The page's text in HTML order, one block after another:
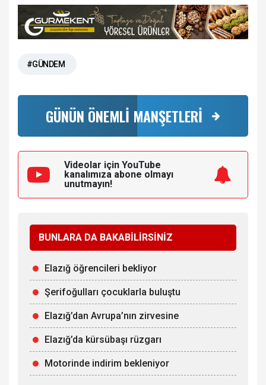
#GÜNDEM
GÜNÜN ÖNEMLİ MANŞETLERİ
Videolar için YouTube
kanalımıza abone olmayı
unutmayın!
BUNLARA DA BAKABİLİRSİNİZ
Elazığ öğrencileri bekliyor
Şerifoğulları çocuklarla buluştu
Elazığ’dan Avrupa’nın zirvesine
Elazığ’da kürsübaşı rüzgarı
Motorinde indirim bekleniyor